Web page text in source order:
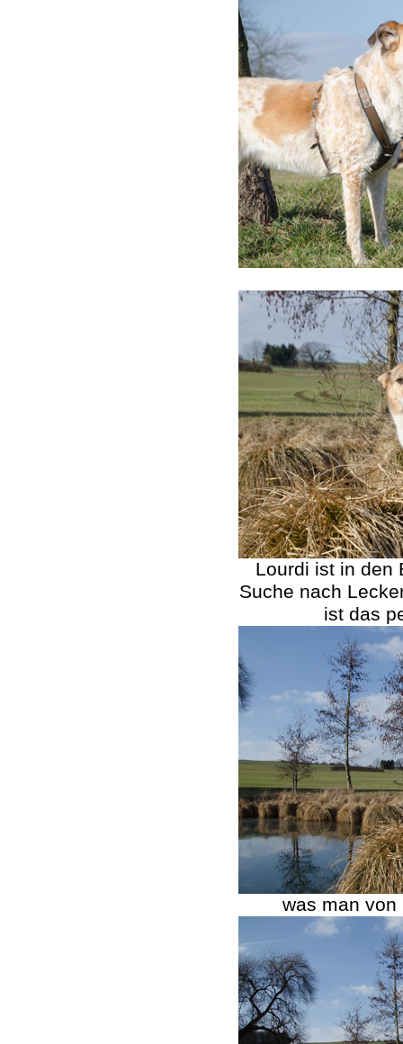
Lourdi ist in den
Suche nach
ist das
was man